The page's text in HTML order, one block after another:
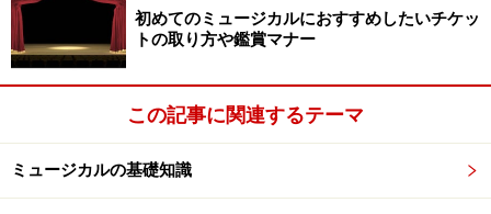
ので、彼が抜けたとは思いたくない。でもひっぱってい
かなきゃという気持ちでリーダーをやっているんだと思
――上川さんが目指すリフは、どんな少年でしょうか。
「ジェット団は傷を持った人間の集まりなので、仲間は
初めてのミュージカルにおすすめしたいチケッ
トの取り方や鑑賞マナー
この記事に関連するテーマ
ミュージカルの基礎知識